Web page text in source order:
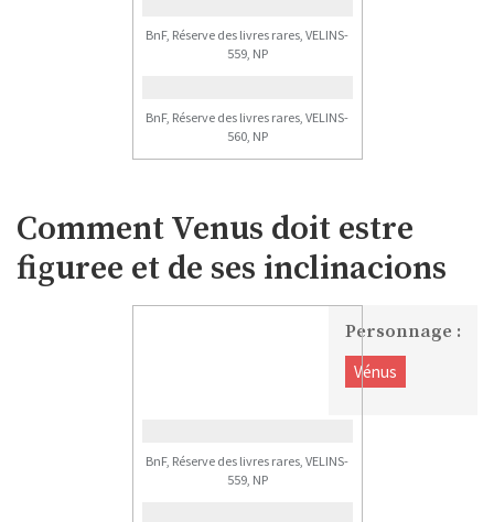
BnF, Réserve des livres rares, VELINS-
559, NP
BnF, Réserve des livres rares, VELINS-
560, NP
Comment Venus doit estre
figuree et de ses inclinacions
Personnage :
Vénus
BnF, Réserve des livres rares, VELINS-
559, NP